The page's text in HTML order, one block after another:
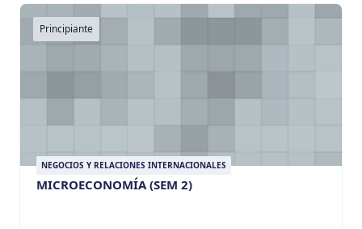
Principiante
NEGOCIOS Y RELACIONES INTERNACIONALES
MICROECONOMÍA (SEM 2)